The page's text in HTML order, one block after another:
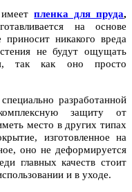
имеетпленка для пруда,
на основе
приносит никакого вреда
не будут ощущать
так как оно просто
разработанной
защиту от
место в других типах
изготовленное на
оно не деформируется
главных качеств стоит
и в уходе.